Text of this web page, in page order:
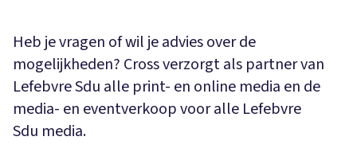
Heb je vragen of wil je advies over de
mogelijkheden? Cross verzorgt als partner van
Lefebvre Sdu alle print- en online media en de
media- en eventverkoop voor alle Lefebvre
Sdu media.